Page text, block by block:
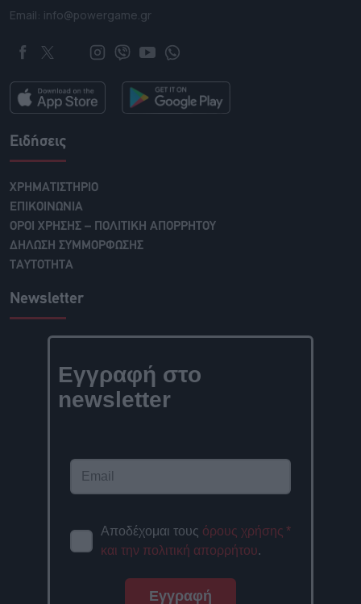
Email: info@powergame.gr
Ειδήσεις
ΧΡΗΜΑΤΙΣΤΗΡΙΟ
ΕΠΙΚΟΙΝΩΝΙΑ
ΟΡΟΙ ΧΡΗΣΗΣ – ΠΟΛΙΤΙΚΗ ΑΠΟΡΡΗΤΟΥ
ΔΗΛΩΣΗ ΣΥΜΜΟΡΦΩΣΗΣ
ΤΑΥΤΟΤΗΤΑ
Newsletter
Εγγραφή στο
newsletter
Αποδέχομαι τους όρους χρήσης
και την πολιτική απορρήτου.
*
Εγγραφή